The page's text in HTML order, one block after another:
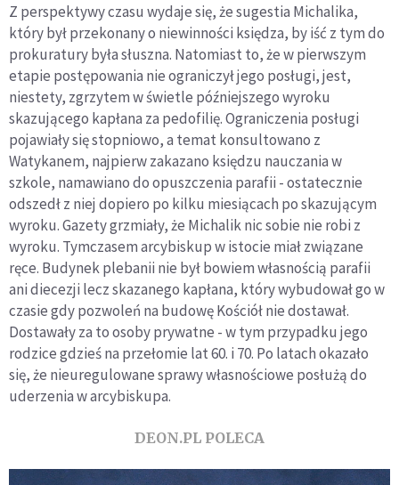
Z perspektywy czasu wydaje się, że sugestia Michalika,
który był przekonany o niewinności księdza, by iść z tym do
prokuratury była słuszna. Natomiast to, że w pierwszym
etapie postępowania nie ograniczył jego posługi, jest,
niestety, zgrzytem w świetle późniejszego wyroku
skazującego kapłana za pedofilię. Ograniczenia posługi
pojawiały się stopniowo, a temat konsultowano z
Watykanem, najpierw zakazano księdzu nauczania w
szkole, namawiano do opuszczenia parafii - ostatecznie
odszedł z niej dopiero po kilku miesiącach po skazującym
wyroku. Gazety grzmiały, że Michalik nic sobie nie robi z
wyroku. Tymczasem arcybiskup w istocie miał związane
ręce. Budynek plebanii nie był bowiem własnością parafii
ani diecezji lecz skazanego kapłana, który wybudował go w
czasie gdy pozwoleń na budowę Kościół nie dostawał.
Dostawały za to osoby prywatne - w tym przypadku jego
rodzice gdzieś na przełomie lat 60. i 70. Po latach okazało
się, że nieuregulowane sprawy własnościowe posłużą do
uderzenia w arcybiskupa.
DEON.PL POLECA